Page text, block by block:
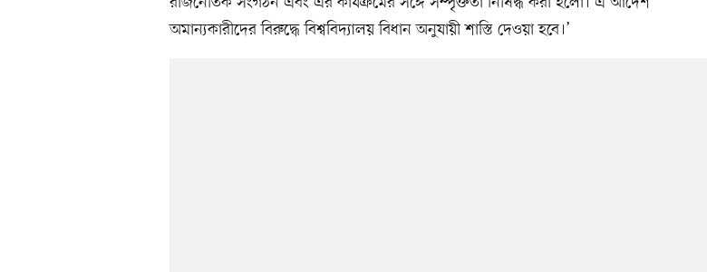
অমান্যকারীদের বিরুদ্ধে বিশ্ববিদ্যালয় বিধান অনুযায়ী শাস্তি দেওয়া হবে।’